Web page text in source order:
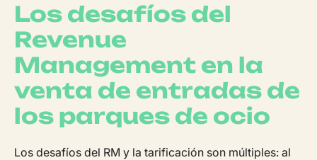
Los desafíos del
Revenue
Management en la
venta de entradas de
los parques de ocio
Los desafíos del RM y la tarificación son múltiples: al